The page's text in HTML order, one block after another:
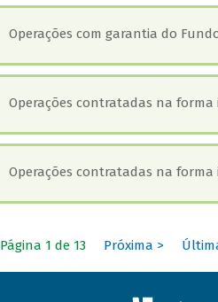
Operações com garantia do
Operações contratadas na
Operações contratadas na
Página 1 de 13 Próxima >